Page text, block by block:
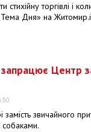
стихійну торгівлі і
Дня» на
Центр
замість звичайного